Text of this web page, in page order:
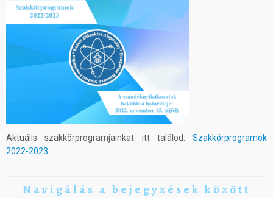
Aktuális szakkörprogramjainkat itt találod: Szakkörprogramok
2022-2023
Navigálás a bejegyzések között